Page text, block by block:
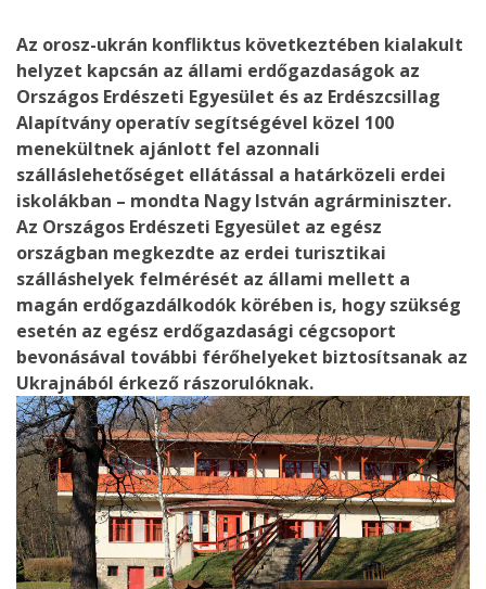
Az orosz-ukrán konfliktus következtében kialakult
helyzet kapcsán az állami erdőgazdaságok az
Országos Erdészeti Egyesület és az Erdészcsillag
Alapítvány operatív segítségével közel 100
menekültnek ajánlott fel azonnali
szálláslehetőséget ellátással a határközeli erdei
iskolákban – mondta Nagy István agrárminiszter.
Az Országos Erdészeti Egyesület az egész
országban megkezdte az erdei turisztikai
szálláshelyek felmérését az állami mellett a
magán erdőgazdálkodók körében is, hogy szükség
esetén az egész erdőgazdasági cégcsoport
bevonásával további férőhelyeket biztosítsanak az
Ukrajnából érkező rászorulóknak.